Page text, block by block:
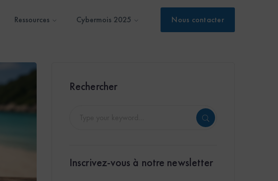
Nous contacter
Ressources Cybermois 2025
Rechercher
Inscrivez-vous à notre newsletter